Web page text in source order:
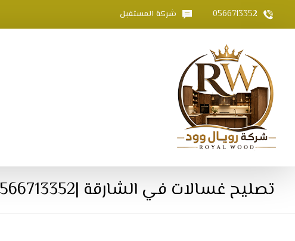
0566713352 شركة المستقبل
تصليح غسالات في الشارقة |0566713352